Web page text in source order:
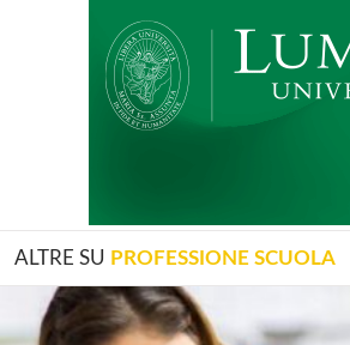
ALTRE SU PROFESSIONE SCUOLA